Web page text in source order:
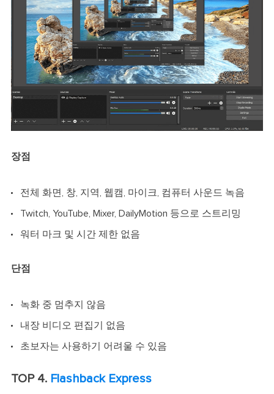
장점
전체 화면, 창, 지역, 웹캠, 마이크, 컴퓨터 사운드 녹음
Twitch, YouTube, Mixer, DailyMotion 등으로 스트리밍
워터 마크 및 시간 제한 없음
단점
녹화 중 멈추지 않음
내장 비디오 편집기 없음
초보자는 사용하기 어려울 수 있음
TOP 4. Flashback Express